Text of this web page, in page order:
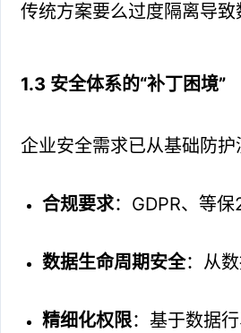
传统方案要么过度隔离导
1.3 安全体系的“补丁困境”
企业安全需求已从基础防护
合规要求：GDPR、等
数据生命周期安全：从
精细化权限：基于数据